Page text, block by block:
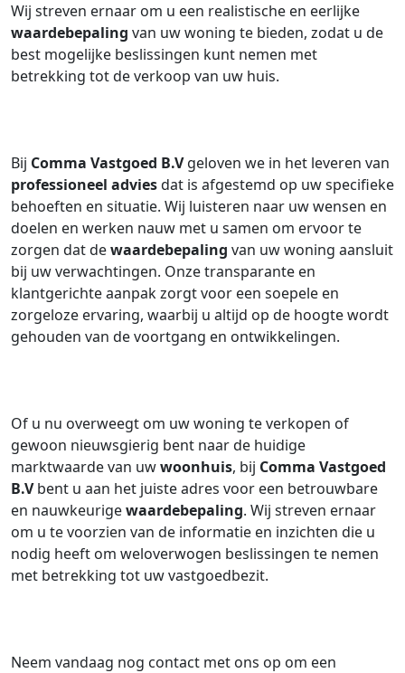
Wij streven ernaar om u een realistische en eerlijke
waardebepaling van uw woning te bieden, zodat u de
best mogelijke beslissingen kunt nemen met
betrekking tot de verkoop van uw huis.
Bij Comma Vastgoed B.Vgeloven we in het leveren van
professioneel adviesdat is afgestemd op uw specifieke
behoeften en situatie. Wij luisteren naar uw wensen en
doelen en werken nauw met u samen om ervoor te
zorgen dat dewaardebepaling van uw woning aansluit
bij uw verwachtingen. Onze transparante en
klantgerichte aanpak zorgt voor een soepele en
zorgeloze ervaring, waarbij u altijd op de hoogte wordt
gehouden van de voortgang en ontwikkelingen.
Of u nu overweegt om uw woning te verkopen of
gewoon nieuwsgierig bent naar de huidige
marktwaarde van uwwoonhuis, bij Comma Vastgoed
B.Vbent u aan het juiste adres voor een betrouwbare
en nauwkeurigewaardebepaling. Wij streven ernaar
om u te voorzien van de informatie en inzichten die u
nodig heeft om weloverwogen beslissingen te nemen
met betrekking tot uw vastgoedbezit.
Neem vandaag nog contact met ons op om een